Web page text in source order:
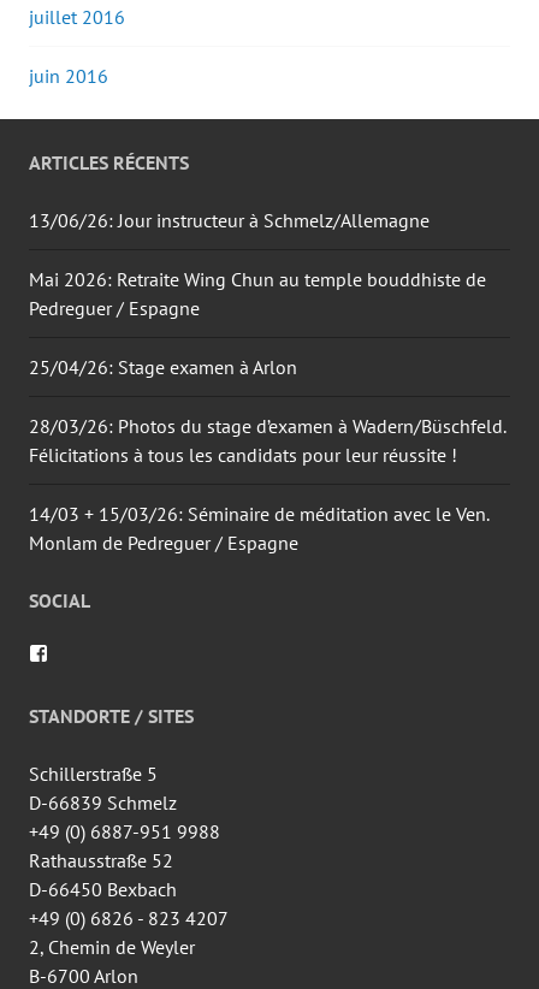
juillet 2016
juin 2016
ARTICLES RÉCENTS
13/06/26: Jour instructeur à Schmelz/Allemagne
Mai 2026: Retraite Wing Chun au temple bouddhiste de
Pedreguer / Espagne
25/04/26: Stage examen à Arlon
28/03/26: Photos du stage d’examen à Wadern/Büschfeld.
Félicitations à tous les candidats pour leur réussite !
14/03 + 15/03/26: Séminaire de méditation avec le Ven.
Monlam de Pedreguer / Espagne
SOCIAL
de
wingtsun.arlon
Facebook
STANDORTE / SITES
Schillerstraße 5
D-66839 Schmelz
+49 (0) 6887-951 9988
Rathausstraße 52
D-66450 Bexbach
+49 (0) 6826 - 823 4207
2, Chemin de Weyler
B-6700 Arlon